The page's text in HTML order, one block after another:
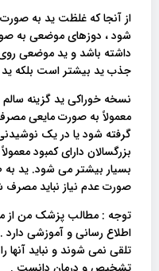
از آنجا که غلظت ید به
شود ، دوزهای موضعی به
داشته باشد و ید موضعی روی
جذب ید بیشتر است بلکه
نسخه خوراکی ید گزینه
معمولاً به صورت مایعی
گرفته شود یا در یک نوشیدنی
بسیار بیشتر می شود. ید
صورت عدم نیاز نباید مصرف
توجه : مطالب پزشک من از
اطلاع رسانی و آموزشی
تلقی نمی شوند و نباید